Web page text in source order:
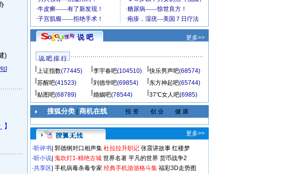
)
]
说 吧 更多>>
说 吧 排 行
上证指数(77445) 李宇春吧(104510) 快乐男声吧(68574)
苏醒吧(41523) 刘德华吧(69854) 东方神起吧(65744)
贴图吧(68789) 婚姻吧(78544) 37℃女人吧(6985)
搜狐分类| 商机在线 投 资 创 业 健 康
更多>>
·听评书 郭德纲对口相声集 杜拉拉升职记 张震讲故事 红楼梦
·听小说 鬼吹灯1-精绝古城 世界名著 平凡的世界 货币战争2
·共享区 手机病毒杀毒专家 经典手机游游格斗集 福彩3D走势图